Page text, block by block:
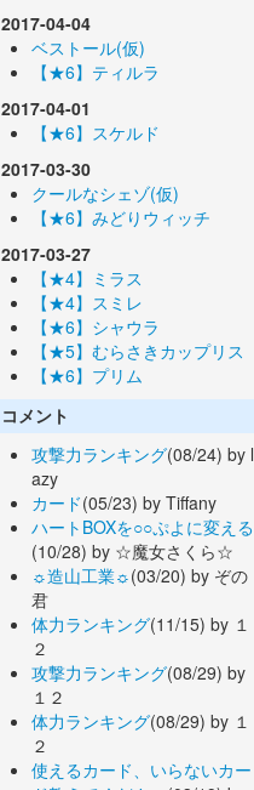
2017-04-04
ベストール(仮)
【★6】ティルラ
2017-04-01
【★6】スケルド
2017-03-30
クールなシェゾ(仮)
【★6】みどりウィッチ
2017-03-27
【★4】ミラス
【★4】スミレ
【★6】シャウラ
【★5】むらさきカップリス
【★6】プリム
コメント
攻撃力ランキング(08/24) by l
azy
カード(05/23) by Tiffany
ハートBOXを○○ぷよに変える
(10/28) by ☆魔女さくら☆
☼造山工業☼(03/20) by ぞの
君
体力ランキング(11/15) by １
２
攻撃力ランキング(08/29) by
１２
体力ランキング(08/29) by １
２
使えるカード、いらないカー